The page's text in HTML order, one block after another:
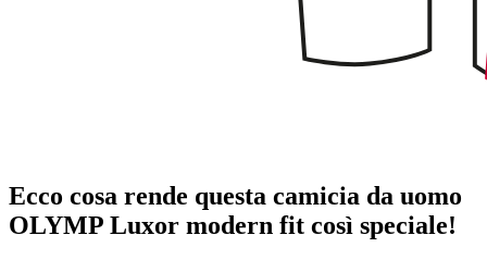
Ecco cosa rende questa camicia da uomo
OLYMP Luxor modern fit così speciale!